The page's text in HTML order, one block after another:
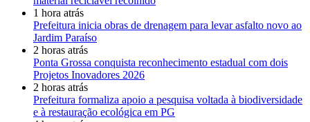
1 hora atrás
Prefeitura inicia obras de drenagem para levar asfalto novo ao
Jardim Paraíso
2 horas atrás
Ponta Grossa conquista reconhecimento estadual com dois
Projetos Inovadores 2026
2 horas atrás
Prefeitura formaliza apoio a pesquisa voltada à biodiversidade
e à restauração ecológica em PG